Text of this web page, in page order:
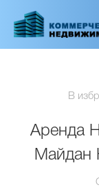
основному
В
Аренда
Майдан